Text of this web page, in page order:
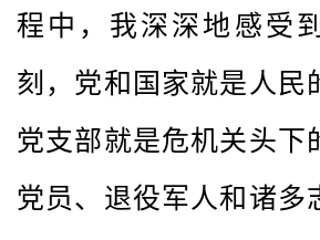
程中，我深深地感受
刻，党和国家就是人民
党支部就是危机关头下
党员、退役军人和诸多